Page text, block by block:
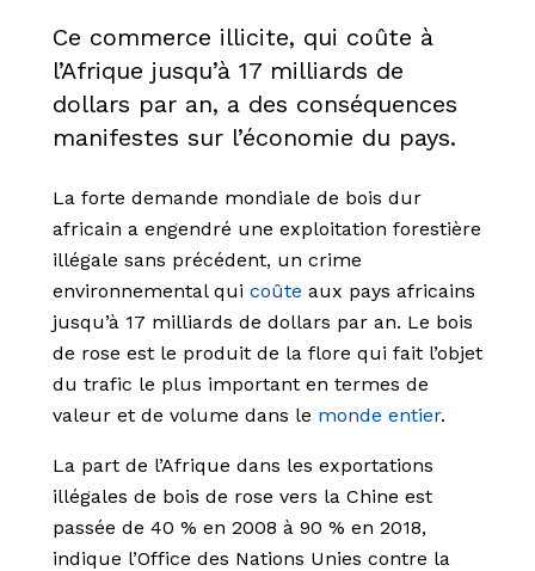
Ce commerce illicite, qui coûte à
l’Afrique jusqu’à 17 milliards de
dollars par an, a des conséquences
manifestes sur l’économie du pays.
La forte demande mondiale de bois dur
africain a engendré une exploitation forestière
illégale sans précédent, un crime
environnemental qui coûte aux pays africains
jusqu’à 17 milliards de dollars par an. Le bois
de rose est le produit de la flore qui fait l’objet
du trafic le plus important en termes de
valeur et de volume dans le monde entier.
La part de l’Afrique dans les exportations
illégales de bois de rose vers la Chine est
passée de 40 % en 2008 à 90 % en 2018,
indique l’Office des Nations Unies contre la